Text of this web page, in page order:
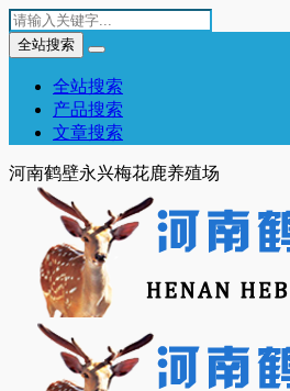
全站搜索
全站搜索
产品搜索
文章搜索
河南鹤壁永兴梅花鹿养殖场